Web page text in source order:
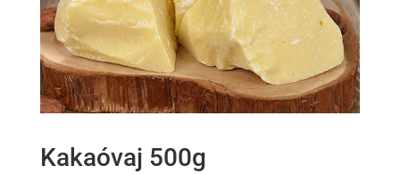
Kakaóvaj 500g